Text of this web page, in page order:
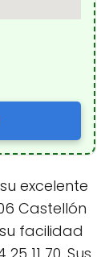
excelente
Castellón
facilidad